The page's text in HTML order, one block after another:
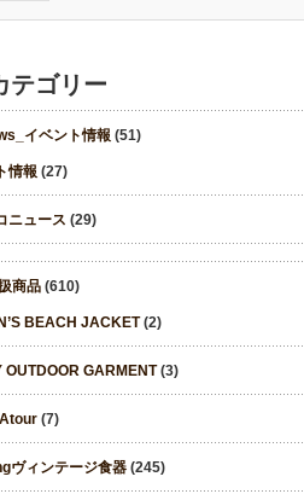
テゴリー
イベント情報 (51)
情報 (27)
ニュース (29)
商品 (610)
BEACH JACKET(2)
OUTDOOR GARMENT(3)
(7)
ヴィンテージ食器 (245)